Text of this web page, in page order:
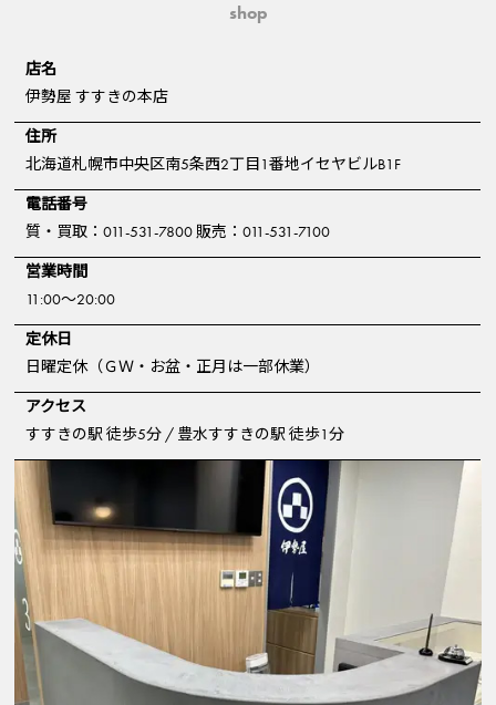
shop
店名
伊勢屋 すすきの本店
住所
北海道札幌市中央区南5条西2丁目1番地イセヤビルB1F
電話番号
質・買取：011-531-7800 販売：011-531-7100
営業時間
11:00～20:00
定休日
日曜定休（ＧＷ・お盆・正月は一部休業）
アクセス
すすきの駅 徒歩5分 / 豊水すすきの駅 徒歩1分